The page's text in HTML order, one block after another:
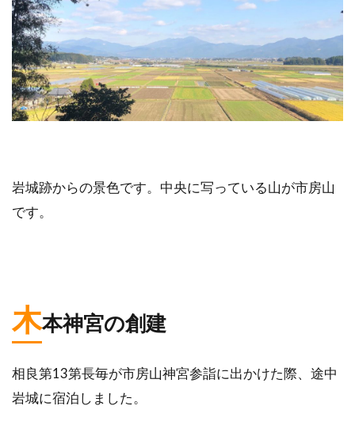
岩城跡からの景色です。中央に写っている山が市房山
です。
木本神宮の創建
相良第13第長毎が市房山神宮参詣に出かけた際、途中
岩城に宿泊しました。